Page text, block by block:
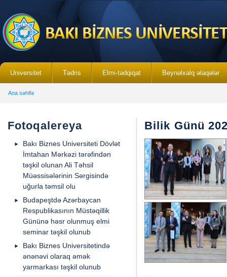
Universitet Tədris Elmi-tədqiqat Beynəlxalq əlaqələr
Ana səhifə
Fotoqalereya
Bakı Biznes Universiteti Dövlət
İmtahan Mərkəzi tərəfindən
təşkil olunan Ali Təhsil
Müəssisələrinin Sərgisində
uğurla təmsil olu
Budapeştdə Azərbaycan
Respublikasının Müstəqillik
Gününə həsr olunmuş elmi
seminar təşkil olunub
Bakı Biznes Universitetində
ənənəvi olaraq əmək
yarmarkası təşkil olunub
Bilik Günü